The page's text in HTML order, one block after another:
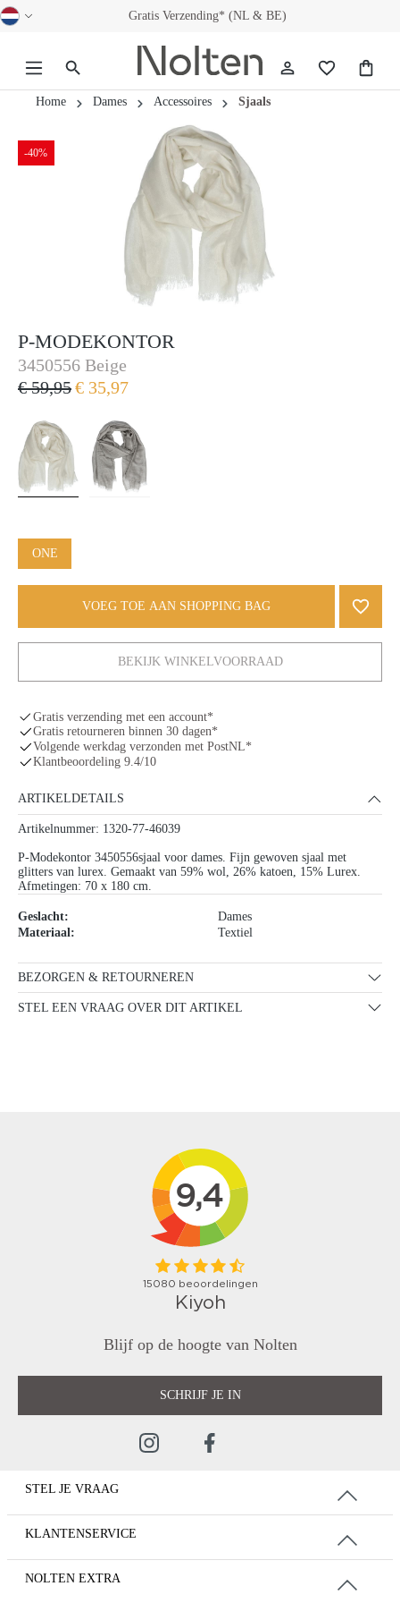
Gratis Verzending* (NL & BE)
Home Dames Accessoires Sjaals
-40%
P-MODEKONTOR
P-Modekontor
3450556 Beige
€ 59,95€ 35,97
ONE
VOEG TOE AAN SHOPPING BAG
BEKIJK WINKELVOORRAAD
Gratis verzending met een account*
Gratis retourneren binnen 30 dagen*
Volgende werkdag verzonden met PostNL*
Klantbeoordeling 9.4/10
ARTIKELDETAILS
Artikelnummer: 1320-77-46039
P-Modekontor 3450556sjaal voor dames. Fijn gewoven sjaal met
glitters van lurex. Gemaakt van 59% wol, 26% katoen, 15% Lurex.
Afmetingen: 70 x 180 cm.
Geslacht:
Dames
Materiaal:
Textiel
BEZORGEN & RETOURNEREN
STEL EEN VRAAG OVER DIT ARTIKEL
Blijf op de hoogte van Nolten
SCHRIJF JE IN
STEL JE VRAAG
KLANTENSERVICE
NOLTEN EXTRA